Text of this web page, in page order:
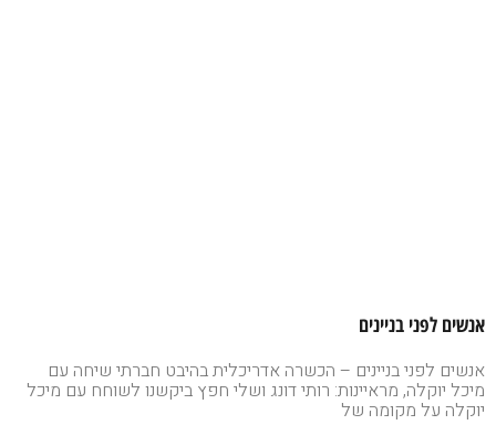
אנשים לפני בניינים
אנשים לפני בניינים – הכשרה אדריכלית בהיבט חברתי שיחה עם
מיכל יוקלה, מראיינות: רותי דונג ושלי חפץ ביקשנו לשוחח עם מיכל
יוקלה על מקומה של